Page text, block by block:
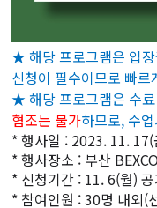
★ 해당 프로그램은 입
신청이 필수이므로 빠르
★ 해당 프로그램은 수
협조는 불가하므로, 수
*행사일 : 2023. 11. 17(
*행사장소 : 부산 BEXCO
* 신청기간 : 11. 6(월)
* 참여인원 : 30명 내외(